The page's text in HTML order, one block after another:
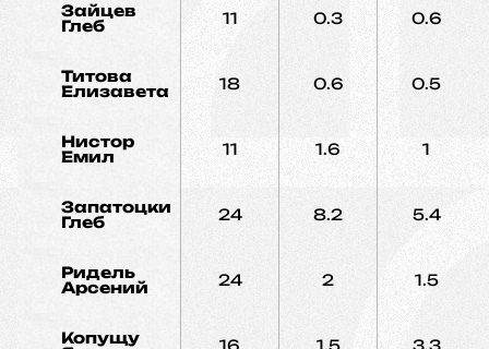
Зайцев
Глеб
11 0.3 0.6
Титова
Елизавета
18 0.6 0.5
Нистор
Емил
11 1.6 1
Запатоцкий
Глеб
24 8.2 5.4
Ридель
Арсений
24 2 1.5
Копущу
16 1.5 3.3